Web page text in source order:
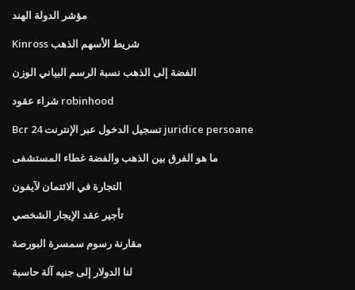
مؤشر الدولة الهند
Kinross شريط الأسهم الذهب
الفضة إلى الذهب نسبة الرسم البياني الوزن
شراء عقود robinhood
Bcr 24 تسجيل الدخول عبر الإنترنت juridice persoane
ما هو الفرق بين الذهب والفضة غطاء المستشفى
التجارة في الائتمان لآيفون
تأجير عقد الإيجار الشخصي
مقارنة رسوم سمسرة البورصة
لنا الدولار إلى جنيه آلة حاسبة